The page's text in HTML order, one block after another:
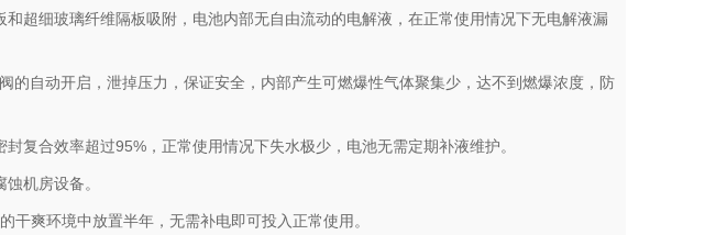
超细玻璃纤维隔板吸附，电池内部无自由流动的电解液，在正常使用情况下无电解液漏
的自动开启，泄掉压力，保证安全，内部产生可燃爆性气体聚集少，达不到燃爆浓度，防
复合效率超过95%，正常使用情况下失水极少，电池无需定期补液维护。
机房设备。
爽环境中放置半年，无需补电即可投入正常使用。